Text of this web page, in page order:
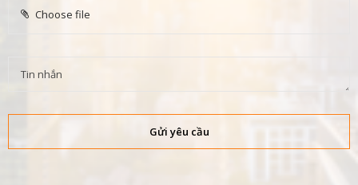
Choose file
Gửi yêu cầu